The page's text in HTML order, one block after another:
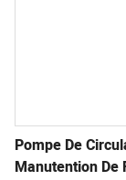
Pompe De
Manutention De